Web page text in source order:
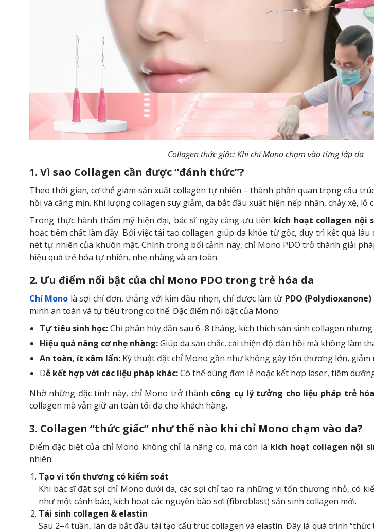
Collagen thức giấc: Khi chỉ Mono chạm vào từng lớp da
1. Vì sao Collagen cần được “đánh thức”?
Theo thời gian, cơ thể giảm sản xuất collagen tự nhiên – thành phần quan trọng cấu
hồi và căng mịn. Khi lượng collagen suy giảm, da bắt đầu xuất hiện nếp nhăn, chảy xệ, lỗ
Trong thực hành thẩm mỹ hiện đại, bác sĩ ngày càng ưu tiên kích hoạt collagen nội
hoặc tiêm chất làm đầy. Bởi việc tái tạo collagen giúp da khỏe từ gốc, duy trì kết quả
nét tự nhiên của khuôn mặt. Chính trong bối cảnh này, chỉ Mono PDO trở thành giải
hiệu quả trẻ hóa tự nhiên, nhẹ nhàng và an toàn.
2. Ưu điểm nổi bật của chỉ Mono PDO trong trẻ hóa da
Chỉ Mono là sợi chỉ đơn, thẳng với kim đầu nhọn, chỉ được làm từ PDO (Polydioxanone)
minh an toàn và tự tiêu trong cơ thể. Đặc điểm nổi bật của Mono:
Tự tiêu sinh học:Chỉ phân hủy dần sau 6–8 tháng, kích thích sản sinh collagen
Hiệu quả nâng cơ nhẹ nhàng:Giúp da săn chắc, cải thiện độ đàn hồi mà không làm
An toàn, ít xâm lấn: Kỹ thuật đặt chỉ Mono gần như không gây tổn thương lớn, giảm
Dễ kết hợp với các liệu pháp khác:Có thể dùng đơn lẻ hoặc kết hợp laser, tiêm
Nhờ những đặc tính này, chỉ Mono trở thành công cụ lý tưởng cho liệu pháp trẻ
collagen mà vẫn giữ an toàn tối đa cho khách hàng.
3. Collagen “thức giấc” như thế nào khi chỉ Mono chạm vào da?
Điểm đặc biệt của chỉ Mono không chỉ là nâng cơ, mà còn là kích hoạt collagen nội
nhiên:
Tạo vi tổn thương có kiểm soát
Khi bác sĩ đặt sợi chỉ Mono dưới da, các sợi chỉ tạo ra những vi tổn thương nhỏ, có
như một cảnh báo, kích hoạt các nguyên bào sợi (fibroblast) sản sinh collagen mới.
Tái sinh collagen & elastin
Sau 2–4 tuần, làn da bắt đầu tái tạo cấu trúc collagen và elastin. Đây là quá trình “thức